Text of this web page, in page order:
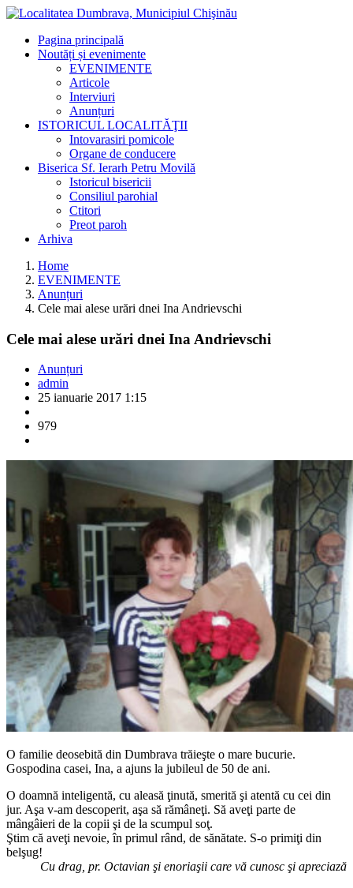
Pagina principală
Noutăți și evenimente
EVENIMENTE
Articole
Interviuri
Anunțuri
ISTORICUL LOCALITĂŢII
Intovarasiri pomicole
Organe de conducere
Biserica Sf. Ierarh Petru Movilă
Istoricul bisericii
Consiliul parohial
Ctitori
Preot paroh
Arhiva
Home
EVENIMENTE
Anunțuri
Cele mai alese urări dnei Ina Andrievschi
Cele mai alese urări dnei Ina Andrievschi
Anunțuri
admin
25 ianuarie 2017 1:15
979
O familie deosebită din Dumbrava trăieşte o mare bucurie.
Gospodina casei, Ina, a ajuns la jubileul de 50 de ani.
O doamnă inteligentă, cu aleasă ţinută, smerită şi atentă cu cei din
jur. Aşa v-am descoperit, aşa să rămâneţi. Să aveţi parte de
mângâieri de la copii şi de la scumpul soţ.
Ştim că aveţi nevoie, în primul rând, de sănătate. S-o primiţi din
belşug!
Cu drag, pr. Octavian şi enoriaşii care vă cunosc şi apreciază